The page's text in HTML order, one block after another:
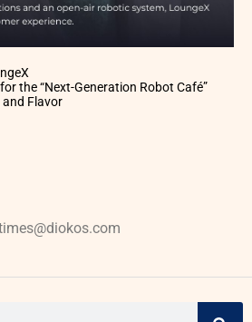
the “Next-Generation Robot Café”
Flavor